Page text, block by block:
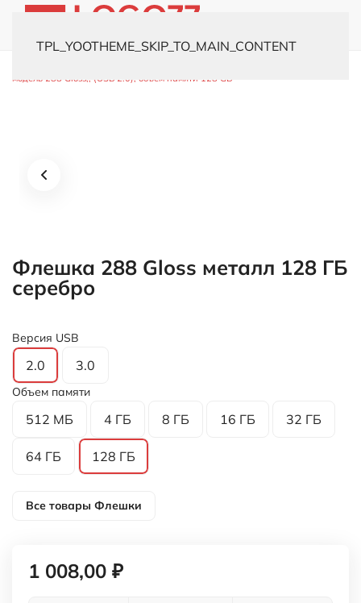
TPL_YOOTHEME_SKIP_TO_MAIN_CONTENT
модель 288 Gloss,, (USB 2.0), объем памяти 128 GB
Флешка 288 Gloss металл 128 ГБ
серебро
Версия USB
2.0 3.0
Объем памяти
512 МБ 4 ГБ 8 ГБ 16 ГБ 32 ГБ
64 ГБ 128 ГБ
Все товары Флешки
1 008,00 ₽